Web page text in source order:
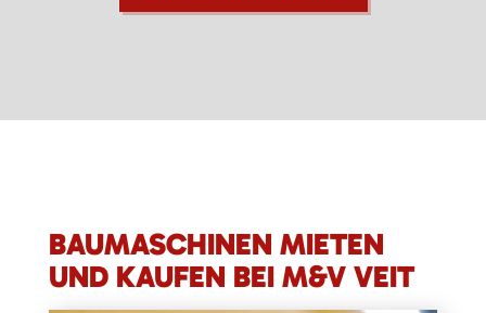
BAUMASCHINEN MIETEN
UND KAUFEN BEI M&V VEIT